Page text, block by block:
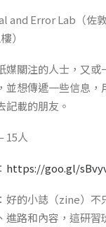
and Error Lab（佐
）
媒關注的人士，又或
並想傳遞一些信息，
記載的朋友。
15人
https://goo.gl/
好的小誌（zine）不
進路和內容，這研習